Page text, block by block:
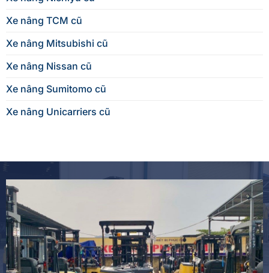
Xe nâng TCM cũ
Xe nâng Mitsubishi cũ
Xe nâng Nissan cũ
Xe nâng Sumitomo cũ
Xe nâng Unicarriers cũ